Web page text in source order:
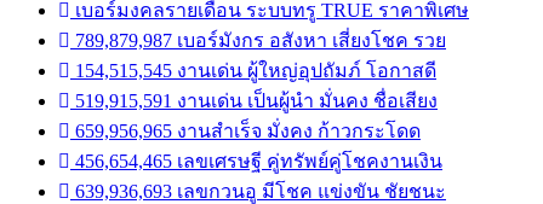
เบอร์มงคลรายเดือน ระบบทรู TRUE ราคาพิเศษ
789,879,987 เบอร์มังกร อสังหา เสี่ยงโชค รวย
154,515,545 งานเด่น ผู้ใหญ่อุปถัมภ์ โอกาสดี
519,915,591 งานเด่น เป็นผู้นำ มั่นคง ชื่อเสียง
659,956,965 งานสำเร็จ มั่งคง ก้าวกระโดด
456,654,465 เลขเศรษฐี คู่ทรัพย์คู่โชคงานเงิน
639,936,693 เลขกวนอู มีโชค แข่งขัน ชัยชนะ